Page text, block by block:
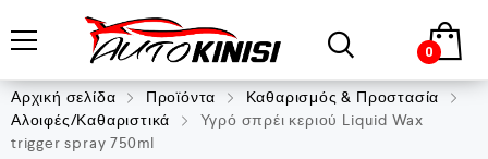
0
Αρχική σελίδα Προϊόντα
Καθαρισμός & Προστασία
Αλοιφές/Καθαριστικά
Υγρό σπρέι κεριού Liquid Wax
trigger spray 750ml